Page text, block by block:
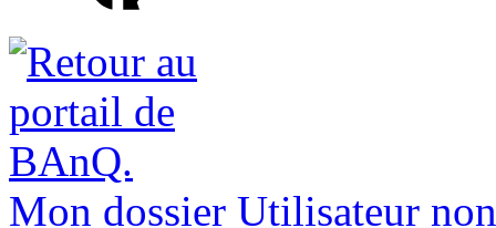
Mon dossier Utilisateur